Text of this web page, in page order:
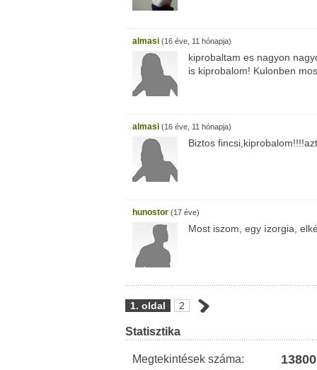
almasi (16 éve, 11 hónapja)
kiprobaltam es nagyon
is kiprobalom! Kulonben
almasi (16 éve, 11 hónapja)
Biztos
hunostor (17 éve)
Most iszom, egy ízorgia,
1. oldal 2
Statisztika
Megtekintések száma: 13800